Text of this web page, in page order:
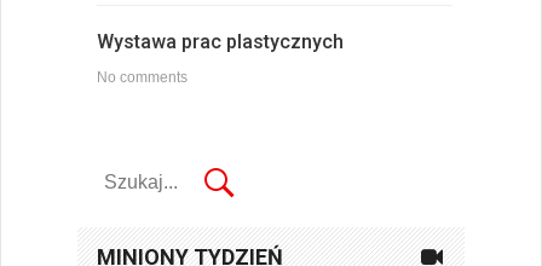
Wystawa prac plastycznych
No comments
MINIONY TYDZIEŃ